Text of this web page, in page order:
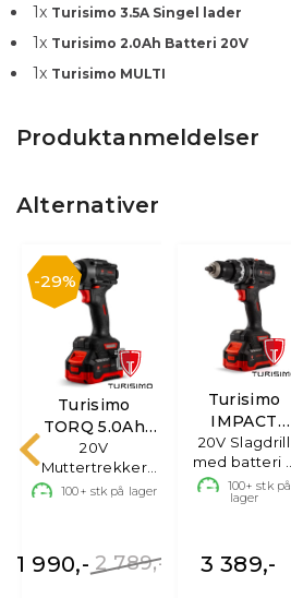
Produktanmeldelser
Alternativer
29%
Turisimo
TORQ 5.0Ah
20V
20V
Muttertrekker
m/batteri og
100+ stk på lager
2 789,-
1 990,-
Turisimo
IMPACT
5.0Ah 20V
20V Slagdrill
med batteri &
lader
100+ stk på
lager
3 389,-
1x Turisimo 3.5A Singel lader
1x Turisimo 2.0Ah Batteri 20V
1x Turisimo MULTI